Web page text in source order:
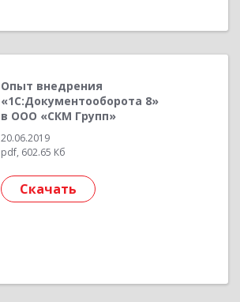
Опыт внедрения
«1С:Документооборота 8»
в ООО «СКМ Групп»
20.06.2019
pdf, 602.65 Кб
Скачать